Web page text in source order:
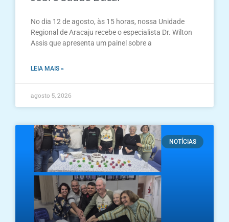
No dia 12 de agosto, às 15 horas, nossa Unidade
Regional de Aracaju recebe o especialista Dr. Wilton
Assis que apresenta um painel sobre a
LEIA MAIS »
agosto 5, 2026
NOTÍCIAS